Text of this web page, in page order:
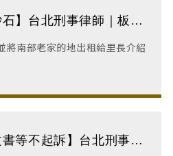
石】台北刑事律師｜板橋
將南部老家的地出租給里長介紹
土地上之砂石變賣後，再供人
坑洞，最後注水偽裝成種植野
書等不起訴】台北刑事律